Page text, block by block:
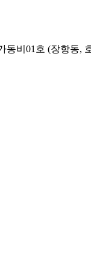
동비01호 (장항동,